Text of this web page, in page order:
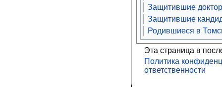
Защитившие
Защитившие
Родившиеся в
Эта страница в
Политика
ответственности